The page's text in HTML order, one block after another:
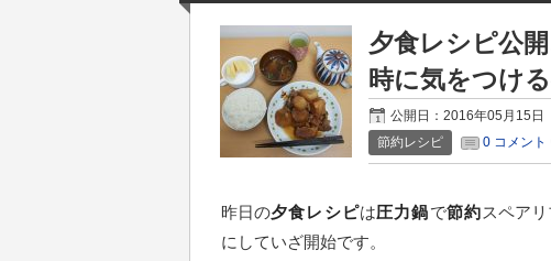
夕食レシピ公
時に気をつけ
公開日：2016年05月15日
節約レシピ
0 コメント
昨日の夕食レシピは圧力鍋で節約スペア
にしていざ開始です。